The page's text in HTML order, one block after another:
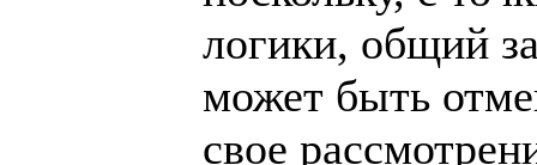
логики, общий
может быть
свое